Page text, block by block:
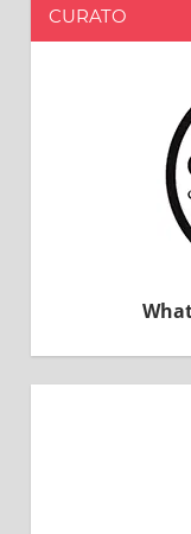
CURATO